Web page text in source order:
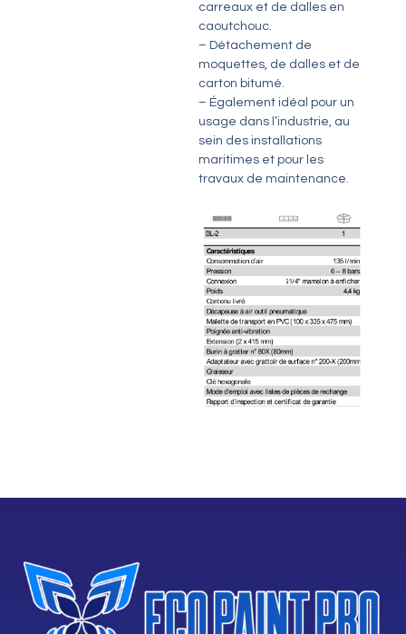
carreaux et de dalles en
caoutchouc.
– Détachement de
moquettes, de dalles et de
carton bitumé.
– Également idéal pour un
usage dans l’industrie, au
sein des installations
maritimes et pour les
travaux de maintenance.